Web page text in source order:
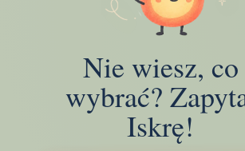
Nie wiesz, co
wybrać?
Iskrę!